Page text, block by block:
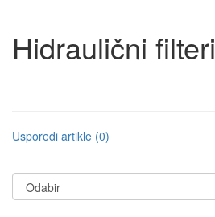
Hidraulični filteri
Usporedi artikle (0)